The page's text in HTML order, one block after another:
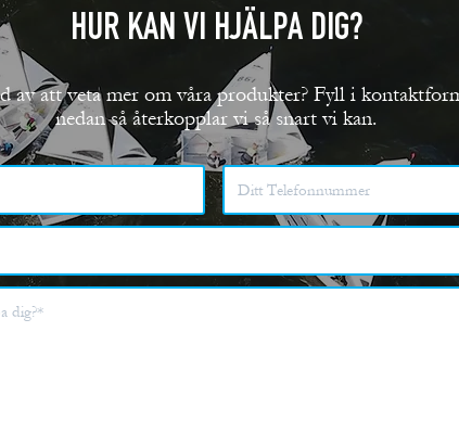
HUR KAN VI HJÄLPA DIG?
av att veta mer om våra produkter? Fyll i
nedan så återkopplar vi så snart vi kan.